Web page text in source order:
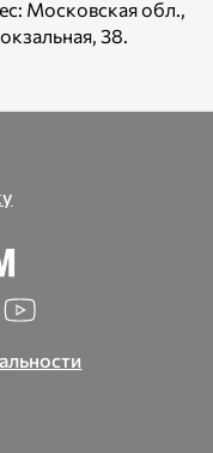
Московская обл.,
38.